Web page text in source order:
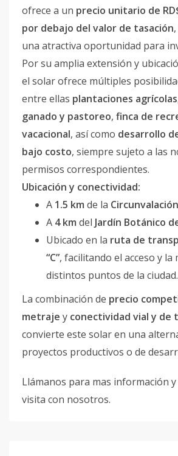
ofrece a un precio unitario de
por debajo del valor de tasación
una atractiva oportunidad para
Por su amplia extensión y
el solar ofrece múltiples
entre ellas plantaciones agrícolas
ganado y pastoreo, finca de
vacacional, así como desarrollo
bajo costo, siempre sujeto a las
permisos correspondientes.
Ubicación y conectividad:
A 1.5 km de la
A 4 km del Jardín Botánico
Ubicado en la ruta de
“C”, facilitando el acceso y la
distintos puntos de la ciudad.
La combinación de precio
metraje y conectividad vial y de
convierte este solar en una
proyectos productivos o de
Llámanos para mas información
visita con nosotros.